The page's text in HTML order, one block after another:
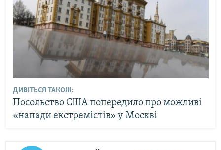
ДИВІТЬСЯ ТАКОЖ:
Посольство США попередило про можливі
«напади екстремістів» у Москві